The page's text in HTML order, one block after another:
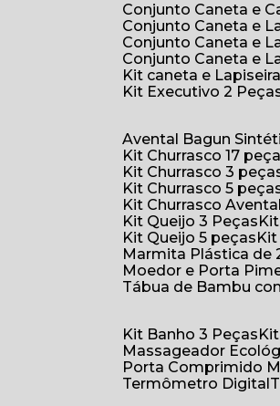
Conjunto Caneta e
Conjunto Caneta e
Conjunto Caneta e
Conjunto Caneta e
Kit caneta e
Kit Executivo 2
Avental Bagun
Kit Churrasco 17
Kit Churrasco 3
Kit Churrasco 5
Kit Churrasco
Kit Queijo 3 Peças
Kit Queijo 5 peças
Marmita Plástica
Moedor e Porta
Tábua de Bambu
Kit Banho 3 Peças
Massageador
Porta Comprimido
Termômetro Digital